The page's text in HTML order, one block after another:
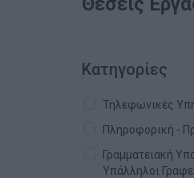
Κατηγορίες
Τηλεφωνικές
Πληροφορική -
Γραμματειακή
Υπάλληλοι